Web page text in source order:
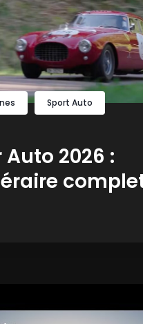
Sport Auto
Auto 2026 :